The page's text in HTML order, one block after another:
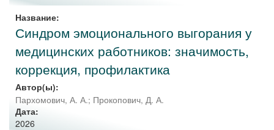
Название:
Синдром эмоционального выгорания у
медицинских работников: значимость,
коррекция, профилактика
Автор(ы):
Пархомович, А. А.; Прокопович, Д. А.
Дата:
2026